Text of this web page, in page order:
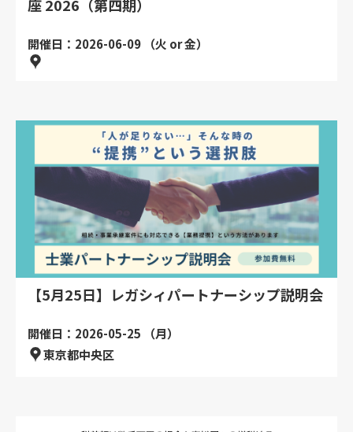
座 2026（第四期）
開催日：2026-06-09 （火 or 金）
【5月25日】レガシィパートナーシップ説明会
開催日：2026-05-25 （月）
東京都中央区